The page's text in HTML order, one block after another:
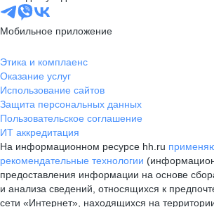
Мобильное приложение
Этика и комплаенс
Оказание услуг
Использование сайтов
Защита персональных данных
Пользовательское соглашение
ИТ аккредитация
На информационном ресурсе hh.ru
рекомендательные технологии
предоставления информации на основе
и анализа сведений, относящихся к
сети «Интернет», находящихся на